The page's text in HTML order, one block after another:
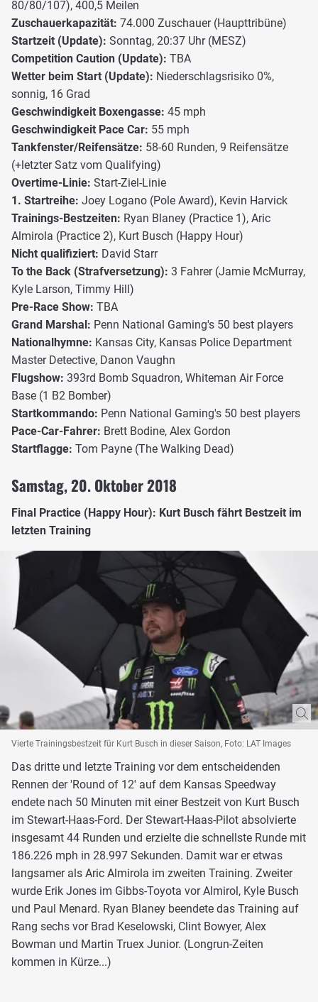
80/80/107), 400,5 Meilen
Zuschauerkapazität: 74.000 Zuschauer (Haupttribüne)
Startzeit (Update): Sonntag, 20:37 Uhr (MESZ)
Competition Caution (Update): TBA
Wetter beim Start (Update): Niederschlagsrisiko 0%,
sonnig, 16 Grad
Geschwindigkeit Boxengasse: 45 mph
Geschwindigkeit Pace Car: 55 mph
Tankfenster/Reifensätze: 58-60 Runden, 9 Reifensätze
(+letzter Satz vom Qualifying)
Overtime-Linie: Start-Ziel-Linie
1. Startreihe: Joey Logano (Pole Award), Kevin Harvick
Trainings-Bestzeiten: Ryan Blaney (Practice 1), Aric
Almirola (Practice 2), Kurt Busch (Happy Hour)
Nicht qualifiziert: David Starr
To the Back (Strafversetzung): 3 Fahrer (Jamie McMurray,
Kyle Larson, Timmy Hill)
Pre-Race Show: TBA
Grand Marshal: Penn National Gaming's 50 best players
Nationalhymne: Kansas City, Kansas Police Department
Master Detective, Danon Vaughn
Flugshow: 393rd Bomb Squadron, Whiteman Air Force
Base (1 B2 Bomber)
Startkommando: Penn National Gaming's 50 best players
Pace-Car-Fahrer: Brett Bodine, Alex Gordon
Startflagge: Tom Payne (The Walking Dead)
Samstag, 20. Oktober 2018
Final Practice (Happy Hour): Kurt Busch fährt Bestzeit im
letzten Training
Vierte Trainingsbestzeit für Kurt Busch in dieser Saison, Foto: LAT Images
Das dritte und letzte Training vor dem entscheidenden
Rennen der 'Round of 12' auf dem Kansas Speedway
endete nach 50 Minuten mit einer Bestzeit von Kurt Busch
im Stewart-Haas-Ford. Der Stewart-Haas-Pilot absolvierte
insgesamt 44 Runden und erzielte die schnellste Runde mit
186.226 mph in 28.997 Sekunden. Damit war er etwas
langsamer als Aric Almirola im zweiten Training. Zweiter
wurde Erik Jones im Gibbs-Toyota vor Almirol, Kyle Busch
und Paul Menard. Ryan Blaney beendete das Training auf
Rang sechs vor Brad Keselowski, Clint Bowyer, Alex
Bowman und Martin Truex Junior. (Longrun-Zeiten
kommen in Kürze...)